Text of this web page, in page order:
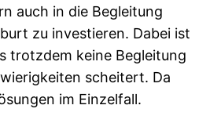
auch in die Begleitung
zu investieren. Dabei ist
trotzdem keine Begleitung
scheitert. Da
im Einzelfall.